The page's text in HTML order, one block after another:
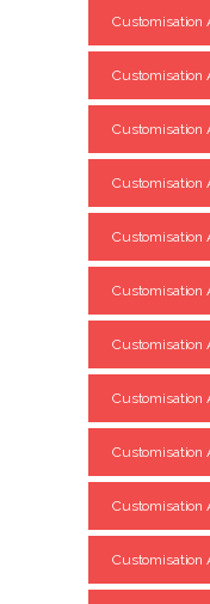
Customisation
Customisation
Customisation
Customisation
Customisation
Customisation
Customisation
Customisation
Customisation
Customisation
Customisation